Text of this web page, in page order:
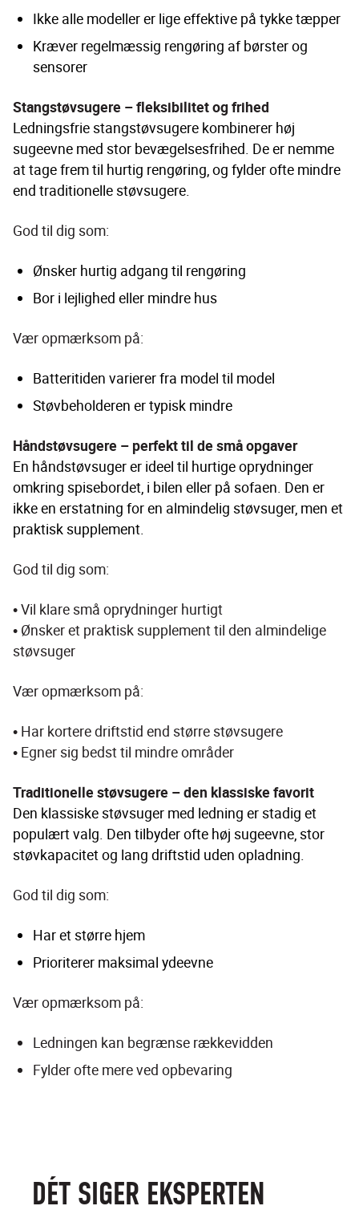
Ikke alle modeller er lige effektive på tykke tæpper
Kræver regelmæssig rengøring af børster og
sensorer
Stangstøvsugere – fleksibilitet og frihed
Ledningsfrie stangstøvsugere kombinerer høj
sugeevne med stor bevægelsesfrihed. De er nemme
at tage frem til hurtig rengøring, og fylder ofte mindre
end traditionelle støvsugere.
God til dig som:
Ønsker hurtig adgang til rengøring
Bor i lejlighed eller mindre hus
Vær opmærksom på:
Batteritiden varierer fra model til model
Støvbeholderen er typisk mindre
Håndstøvsugere – perfekt til de små opgaver
En håndstøvsuger er ideel til hurtige oprydninger
omkring spisebordet, i bilen eller på sofaen. Den er
ikke en erstatning for en almindelig støvsuger, men et
praktisk supplement.
God til dig som:
• Vil klare små oprydninger hurtigt
• Ønsker et praktisk supplement til den almindelige
støvsuger
Vær opmærksom på:
• Har kortere driftstid end større støvsugere
• Egner sig bedst til mindre områder
Traditionelle støvsugere – den klassiske favorit
Den klassiske støvsuger med ledning er stadig et
populært valg. Den tilbyder ofte høj sugeevne, stor
støvkapacitet og lang driftstid uden opladning.
God til dig som:
Har et større hjem
Prioriterer maksimal ydeevne
Vær opmærksom på:
Ledningen kan begrænse rækkevidden
Fylder ofte mere ved opbevaring
DÉT SIGER EKSPERTEN